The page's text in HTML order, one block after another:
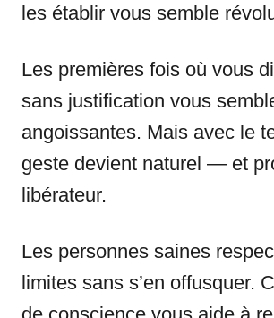
les établir vous semble
Les premières fois où vous
sans justification vous
angoissantes. Mais avec le
geste devient naturel — et
libérateur.
Les personnes saines
limites sans s’en offusquer.